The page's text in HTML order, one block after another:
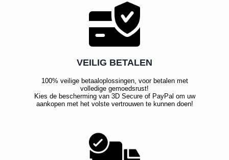
VEILIG BETALEN
100% veilige betaaloplossingen, voor betalen met
volledige gemoedsrust!
Kies de bescherming van 3D Secure of PayPal om uw
aankopen met het volste vertrouwen te kunnen doen!